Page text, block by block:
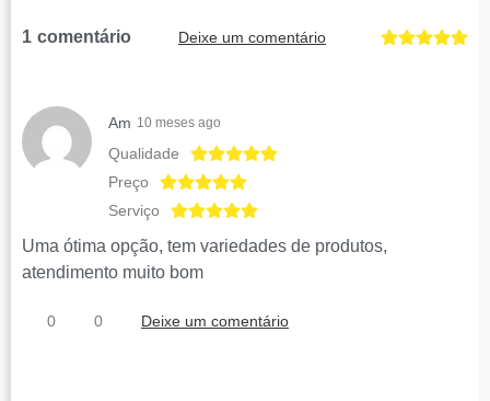
1 comentário Deixe um comentário
Am 10 meses ago
Qualidade
Preço
Serviço
Uma ótima opção, tem variedades de produtos,
atendimento muito bom
0 0 Deixe um comentário